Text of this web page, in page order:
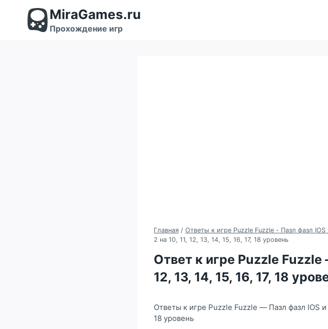
содержимому
MiraGames.ru
Прохождение игр
Главная / Ответы к игре Puzzle Fuzzle - Пазл фазл
2 на 10, 11, 12, 13, 14, 15, 16, 17, 18 уровень
Ответ к игре Puzzle
12, 13, 14, 15, 16, 17, 18
Ответы к игре Puzzle Fuzzle — Пазл фазл IOS
18 уровень